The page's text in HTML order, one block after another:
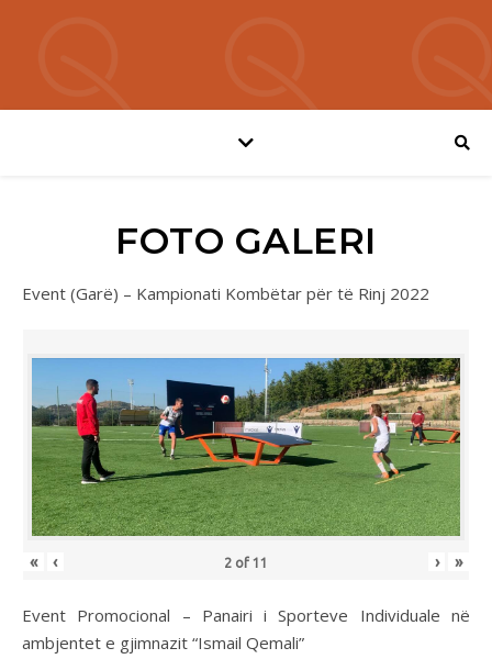
FOTO GALERI
Event (Garë) – Kampionati Kombëtar për të Rinj 2022
« ‹ 2 of 11 › »
Event Promocional – Panairi i Sporteve Individuale në
ambjentet e gjimnazit “Ismail Qemali”